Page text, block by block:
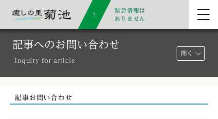
緊急情報は
ありません
記事へのお問い合わせ
Inquiry for article
開く
記事お問い合わせ